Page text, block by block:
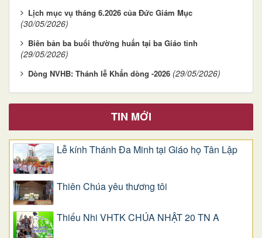
Lịch mục vụ tháng 6.2026 của Đức Giám Mục
(30/05/2026)
Biên bản ba buổi thường huấn tại ba Giáo tỉnh
(29/05/2026)
Dòng NVHB: Thánh lễ Khấn dòng -2026 (29/05/2026)
TIN MỚI
Lễ kính Thánh Đa Minh tại Giáo họ Tân Lập
Thiên Chúa yêu thương tôi
Thiếu Nhi VHTK CHÚA NHẬT 20 TN A